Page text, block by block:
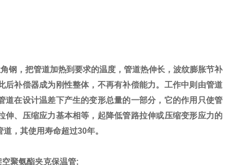
钢，把管道加热到要求的温度，管道热伸长，波纹膨胀节补
补偿器成为刚性整体，不再有补偿能力。工作中则由管道
在设计温差下产生的变形总量的一部分，它的作用只使管
、压缩应力基本相等，起降低管路拉伸或压缩变形应力的
，其使用寿命超过30年。
聚氨酯夹克保温管;